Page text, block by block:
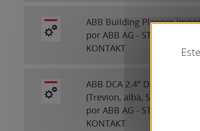
ABB Building Planner
por ABB AG - STOTZ-
KONTAKT
ABB DCA 2.4" Display
(Trevion, alba, SIDUS, SAGA)
por ABB AG - STOTZ-
KONTAKT